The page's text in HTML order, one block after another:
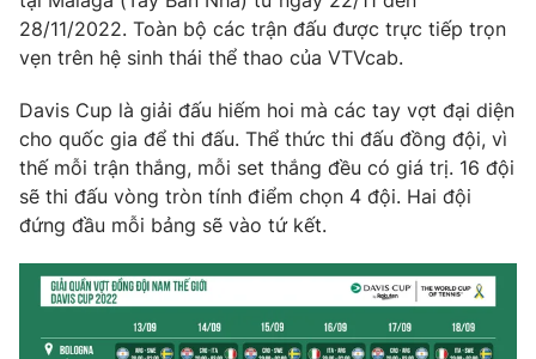
Phim VTV
Hậu trường
Nhân vật
Khán giả
Giải sao mai
Giải trí
Âm nhạc
Sao
Đời sống
Du lịch
Làm đẹp
Giáo dục
Tuyển sinh
Học trực tuyến
Hitech Công nghệ tương lai
Sản phẩm
Giao lưu trực tuyến
28/11/2022. Toàn bộ các trận đấu được trực tiếp trọn
vẹn trên hệ sinh thái thể thao của VTVcab.
Davis Cup là giải đấu hiếm hoi mà các tay vợt đại diện
cho quốc gia để thi đấu. Thể thức thi đấu đồng đội, vì
thế mỗi trận thắng, mỗi set thắng đều có giá trị. 16 đội
sẽ thi đấu vòng tròn tính điểm chọn 4 đội. Hai đội
đứng đầu mỗi bảng sẽ vào tứ kết.